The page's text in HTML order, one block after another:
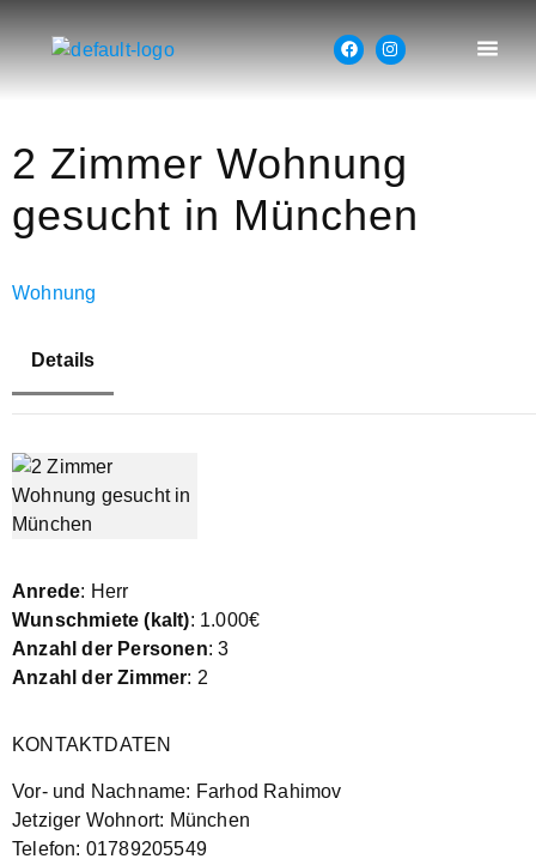
2 Zimmer Wohnung
gesucht in München
Wohnung
Details
Anrede: Herr
Wunschmiete (kalt): 1.000€
Anzahl der Personen: 3
Anzahl der Zimmer: 2
KONTAKTDATEN
Vor- und Nachname: Farhod Rahimov
Jetziger Wohnort: München
Telefon: 01789205549